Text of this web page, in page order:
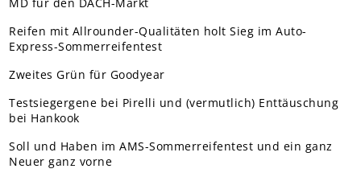
Reifen mit Allrounder-Qualitäten holt Sieg im Auto-
Express-Sommerreifentest
Zweites Grün für Goodyear
Testsiegergene bei Pirelli und (vermutlich) Enttäuschung
bei Hankook
Soll und Haben im AMS-Sommerreifentest und ein ganz
Neuer ganz vorne